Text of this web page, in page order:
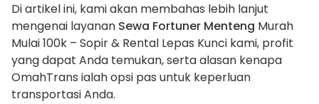
Di artikel ini, kami akan membahas lebih lanjut
mengenai layanan Sewa Fortuner Menteng Murah
Mulai 100k – Sopir & Rental Lepas Kunci kami, profit
yang dapat Anda temukan, serta alasan kenapa
OmahTrans ialah opsi pas untuk keperluan
transportasi Anda.